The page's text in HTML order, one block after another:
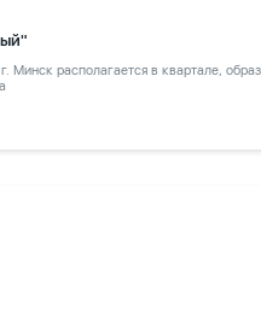
Минск располагается в квартале,